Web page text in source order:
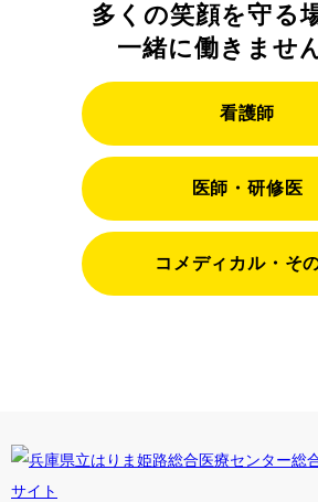
多くの笑顔を守る
一緒に働きませ
看護師
医師・研修医
コメディカル・そ